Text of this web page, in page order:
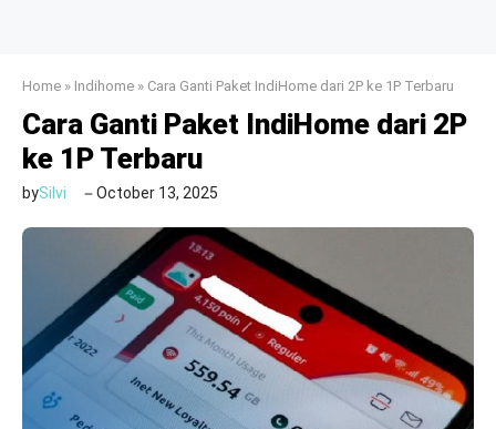
Home » Indihome » Cara Ganti Paket IndiHome dari 2P ke 1P Terbaru
Cara Ganti Paket IndiHome dari 2P
ke 1P Terbaru
bySilvi October 13, 2025